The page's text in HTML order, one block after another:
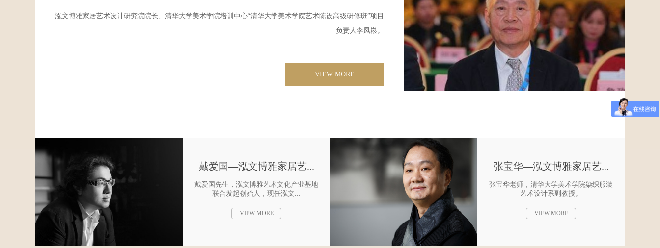
泓文博雅家居艺术设计研究院院长、清华大学美术学院培训中心“清华大学美术学院艺术陈设高级研修班”项目
负责人李凤崧。
VIEW MORE
戴爱国—泓文博雅家居艺...
戴爱国先生，泓文博雅艺术文化产业基地
联合发起创始人，现任泓文...
VIEW MORE
张宝华—泓文博雅家居艺...
张宝华老师，清华大学美术学院染织服装
艺术设计系副教授。
VIEW MORE